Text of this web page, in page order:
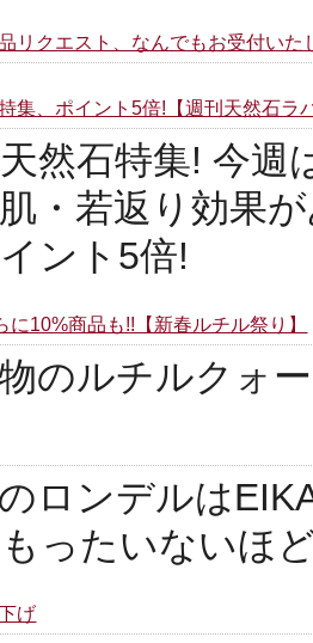
リクエスト、なんでもお受付いた
集、ポイント5倍!【週刊天然石ラ
然石特集! 今週
・若返り効果
ント5倍!
に10%商品も!!【新春ルチル祭り】
のルチルクォ
ロンデルは
ったいないほ
げ